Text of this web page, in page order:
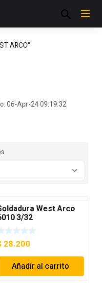
ARCO"
06-Apr-24 09:19:32
West Arco
3/32
28.200
Añadir al carrito